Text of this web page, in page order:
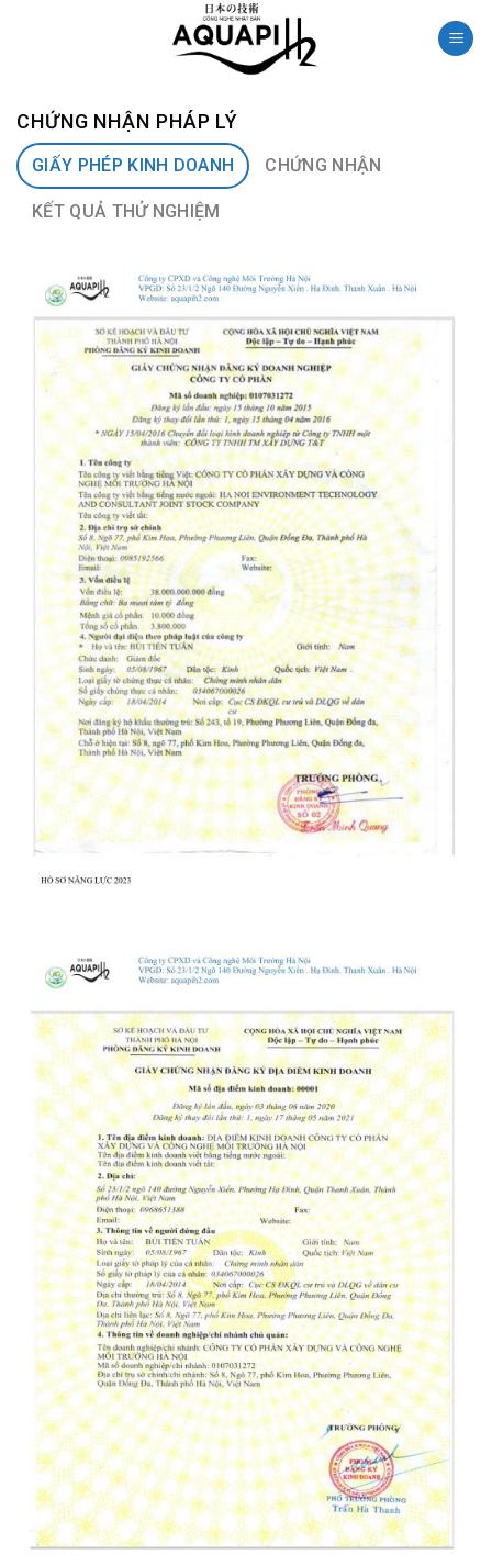
CHỨNG NHẬN PHÁP LÝ
GIẤY PHÉP KINH DOANH CHỨNG NHẬN
KẾT QUẢ THỬ NGHIỆM